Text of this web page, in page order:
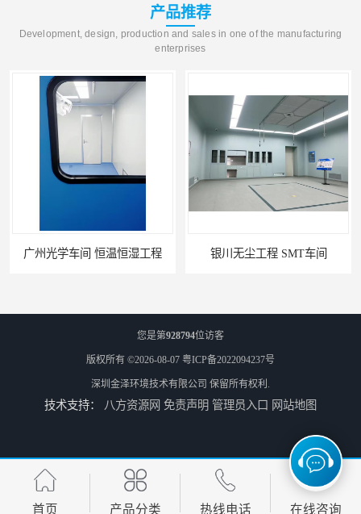
产品推荐
Development, design, production and sales in one of the manufacturing
enterprises
广州光学车间 恒温恒湿工程 银川无尘工程 SMT车间
兰州空调恒温恒湿工程 微生物房 西宁千级车间 千级车间
您是第928794位访客
版权所有 ©2026-08-07 粤ICP备2022094237号
深圳金泽环境技术有限公司 保留所有权利.
技术支持： 八方资源网 免责声明 管理员入口 网站地图
首页 产品分类 热线电话 在线咨询